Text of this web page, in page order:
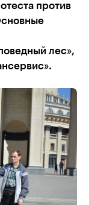
против
лес»,